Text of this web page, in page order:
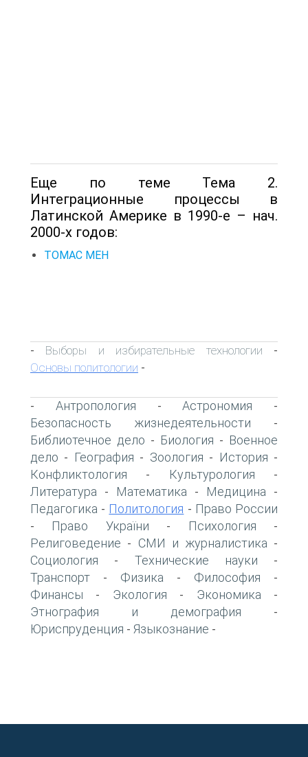
Еще по теме Тема 2.
Интеграционные процессы в
Латинской Америке в 1990-е – нач.
2000-х годов:
ТОМАС МЕН
- Выборы и избирательные технологии -
Основы политологии -
- Антропология -Астрономия -
Безопасность жизнедеятельности -
Библиотечное дело - Биология - Военное
дело - География - Зоология - История -
Конфликтология - Культурология -
Литература - Математика - Медицина -
Педагогика - Политология - Право России
- Право України - Психология -
Религоведение - СМИ и журналистика -
Социология - Технические науки -
Транспорт - Физика - Философия -
Финансы - Экология - Экономика -
Этнография и демография -
Юриспруденция - Языкознание -